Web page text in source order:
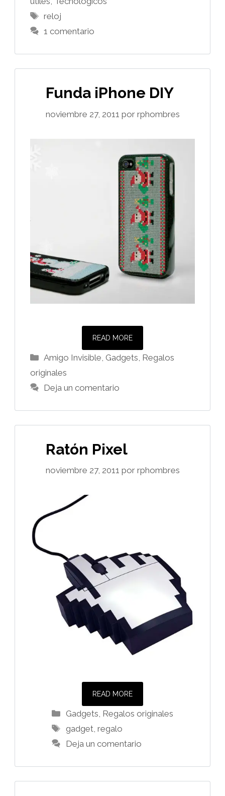
Etiquetas
reloj
1 comentario
Funda iPhone DIY
noviembre 27, 2011 por rphombres
READ MORE
Categorías
Amigo Invisible Gadgets Regalos
originales
Deja un comentario
Ratón Pixel
noviembre 27, 2011 por rphombres
READ MORE
Categorías
Gadgets, Regalos originales
Etiquetas
gadget, regalo
Deja un comentario